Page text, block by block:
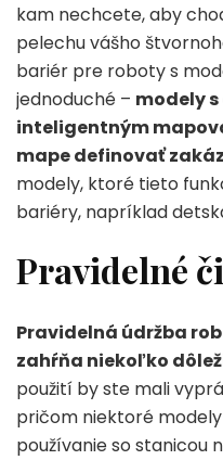
kam nechcete, aby
pelechu vášho
bariér pre roboty s
jednoduché – modely
inteligentným
mape definovať
modely, ktoré tieto
bariéry, napríklad
Pravidelné
Pravidelná údržba
zahŕňa niekoľko
použití by ste mali
pričom niektoré
používanie so stanicou